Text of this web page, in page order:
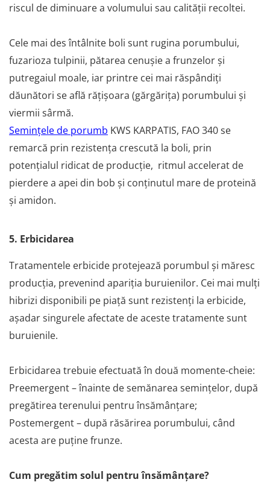
riscul de diminuare a volumului sau calității recoltei.
Cele mai des întâlnite boli sunt rugina porumbului,
fuzarioza tulpinii, pătarea cenușie a frunzelor și
putregaiul moale, iar printre cei mai răspândiți
dăunători se află rățișoara (gărgărița) porumbului și
viermii sârmă.
Semințele de porumb KWS KARPATIS, FAO 340 se
remarcă prin rezistența crescută la boli, prin
potențialul ridicat de producție, ritmul accelerat de
pierdere a apei din bob și conținutul mare de proteină
și amidon.
5. Erbicidarea
Tratamentele erbicide protejează porumbul și măresc
producția, prevenind apariția buruienilor. Cei mai mulți
hibrizi disponibili pe piață sunt rezistenți la erbicide,
așadar singurele afectate de aceste tratamente sunt
buruienile.
Erbicidarea trebuie efectuată în două momente-cheie:
Preemergent – înainte de semănarea semințelor, după
pregătirea terenului pentru însămânțare;
Postemergent – după răsărirea porumbului, când
acesta are puține frunze.
Cum pregătim solul pentru însămânțare?